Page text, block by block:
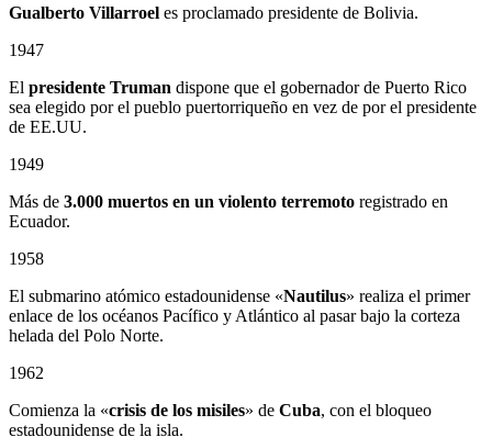
Gualberto Villarroel es proclamado presidente de Bolivia.
1947
El presidente Truman dispone que el gobernador de Puerto Rico
sea elegido por el pueblo puertorriqueño en vez de por el presidente
de EE.UU.
1949
Más de 3.000 muertos en un violento terremoto registrado en
Ecuador.
1958
El submarino atómico estadounidense «Nautilus» realiza el primer
enlace de los océanos Pacífico y Atlántico al pasar bajo la corteza
helada del Polo Norte.
1962
Comienza la «crisis de los misiles» de Cuba, con el bloqueo
estadounidense de la isla.